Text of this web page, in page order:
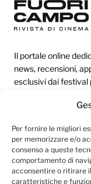
Per fornire le migliori
per memorizzare e/o
consenso a queste
comportamento di
acconsentire o ritirare
caratteristiche e
Il portale online
news, recensioni,
esclusivi dai festival
Redazione
Categorie
Link utili